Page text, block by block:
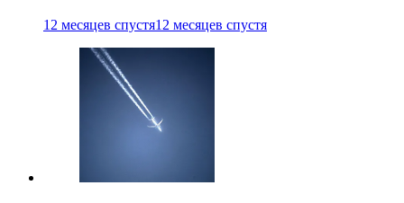
12 месяцев спустя12 месяцев спустя